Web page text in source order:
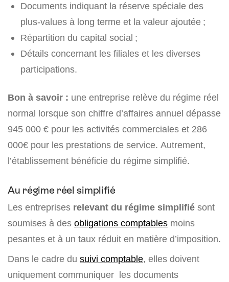
Documents indiquant la réserve spéciale des
plus-values à long terme et la valeur ajoutée ;
Répartition du capital social ;
Détails concernant les filiales et les diverses
participations.
Bon à savoir : une entreprise relève du régime réel
normal lorsque son chiffre d’affaires annuel dépasse
945 000 € pour les activités commerciales et 286
000€ pour les prestations de service. Autrement,
l’établissement bénéficie du régime simplifié.
Au régime réel simplifié
Les entreprises relevant du régime simplifié sont
soumises à des obligations comptables moins
pesantes et à un taux réduit en matière d’imposition.
Dans le cadre du suivi comptable, elles doivent
uniquement communiquer les documents